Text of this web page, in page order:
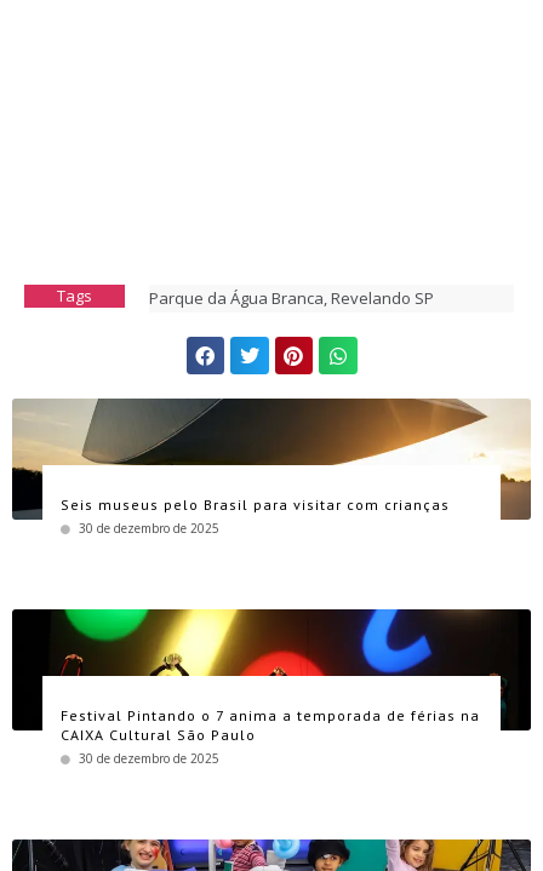
Tags Parque da Água Branca,Revelando SP
Seis museus pelo Brasil para visitar com crianças
30 de dezembro de 2025
Festival Pintando o 7 anima a temporada de férias na
CAIXA Cultural São Paulo
30 de dezembro de 2025